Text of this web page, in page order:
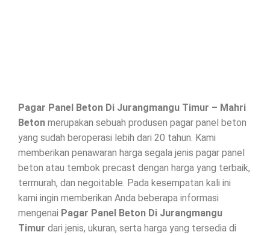
Pagar Panel Beton Di Jurangmangu Timur – Mahri
Beton merupakan sebuah produsen pagar panel beton
yang sudah beroperasi lebih dari 20 tahun. Kami
memberikan penawaran harga segala jenis pagar panel
beton atau tembok precast dengan harga yang terbaik,
termurah, dan negoitable. Pada kesempatan kali ini
kami ingin memberikan Anda beberapa informasi
mengenai Pagar Panel Beton Di Jurangmangu
Timur dari jenis, ukuran, serta harga yang tersedia di